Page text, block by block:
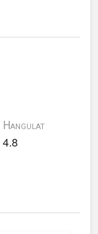
Hangulat
4.8